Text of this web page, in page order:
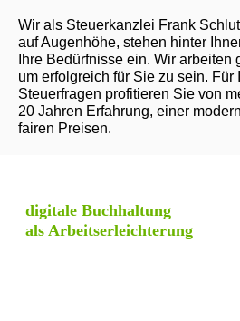
Wir als Steuerkanzlei Frank
auf Augenhöhe, stehen hinter
Ihre Bedürfnisse ein. Wir arbeiten
um erfolgreich für Sie zu sein. Für
Steuerfragen profitieren Sie von
20 Jahren Erfahrung, einer
fairen Preisen.
digitale Buchhaltung
als Arbeitserleichterung